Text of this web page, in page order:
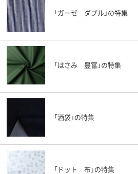
「ガーゼ ダブル」の特集
「はさみ 豊富」の特集
「酒袋」の特集
「ドット 布」の特集